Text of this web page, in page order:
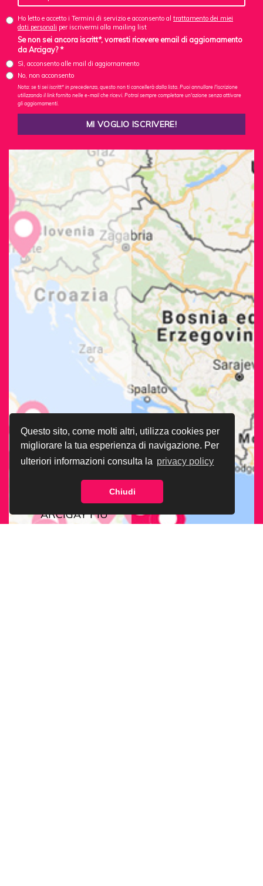
Questo sito, come molti altri, utilizza cookies per
migliorare la tua esperienza di navigazione. Per
ulteriori informazioni consulta la privacy policy
Chiudi
Ho letto e accetto i Termini di servizio e acconsento al trattamento dei miei
dati personali per iscrivermi alla mailing list
Se non sei ancora iscritt*, vorresti ricevere email di aggiornamento
da Arcigay? *
Sì, acconsento alle mail di aggiornamento
No, non acconsento
Nota: se ti sei iscritt* in precedenza, questo non ti cancellerà dalla lista. Puoi annullare l'iscrizione
utilizzando il link fornito nelle e-mail che ricevi. Potrai sempre completare un'azione senza attivare
gli aggiornamenti.
CERCA LA SEDE
ARCIGAY PIÙ